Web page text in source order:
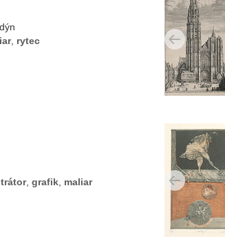
, rytec
, grafik, maliar